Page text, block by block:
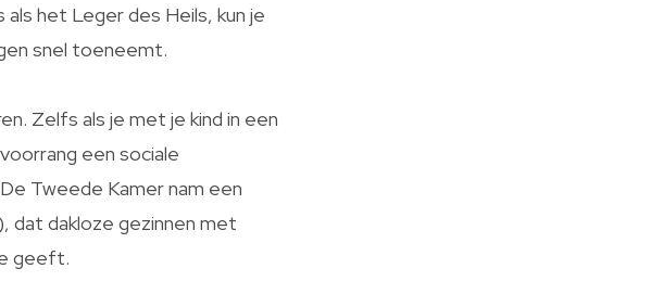
het Leger des Heils, kun je
snel toeneemt.
Zelfs als je met je kind in een
een sociale
Tweede Kamer nam een
dat dakloze gezinnen met
geeft.